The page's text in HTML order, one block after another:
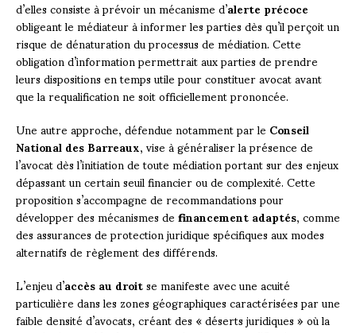
d’elles consiste à prévoir un mécanisme d’alerte précoce
obligeant le médiateur à informer les parties dès qu’il perçoit un
risque de dénaturation du processus de médiation. Cette
obligation d’information permettrait aux parties de prendre
leurs dispositions en temps utile pour constituer avocat avant
que la requalification ne soit officiellement prononcée.
Une autre approche, défendue notamment par leConseil
National des Barreaux, vise à généraliser la présence de
l’avocat dès l’initiation de toute médiation portant sur des enjeux
dépassant un certain seuil financier ou de complexité. Cette
proposition s’accompagne de recommandations pour
développer des mécanismes definancement adaptés, comme
des assurances de protection juridique spécifiques aux modes
alternatifs de règlement des différends.
L’enjeu d’accès au droitse manifeste avec une acuité
particulière dans les zones géographiques caractérisées par une
faible densité d’avocats, créant des « déserts juridiques » où la